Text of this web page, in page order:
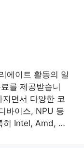
에이트 활동의 일
를 제공받습니
면서 다양한 코
바이스, NPU 등
히 Intel, Amd, 퀄